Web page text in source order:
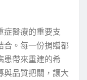
症醫療的重要支
合。每一份捐贈都
患帶來重建的希
與品質把關，讓大